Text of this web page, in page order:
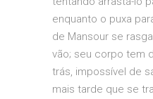
enquanto o puxa
de Mansour se
vão; seu corpo tem
trás, impossível de
mais tarde que se